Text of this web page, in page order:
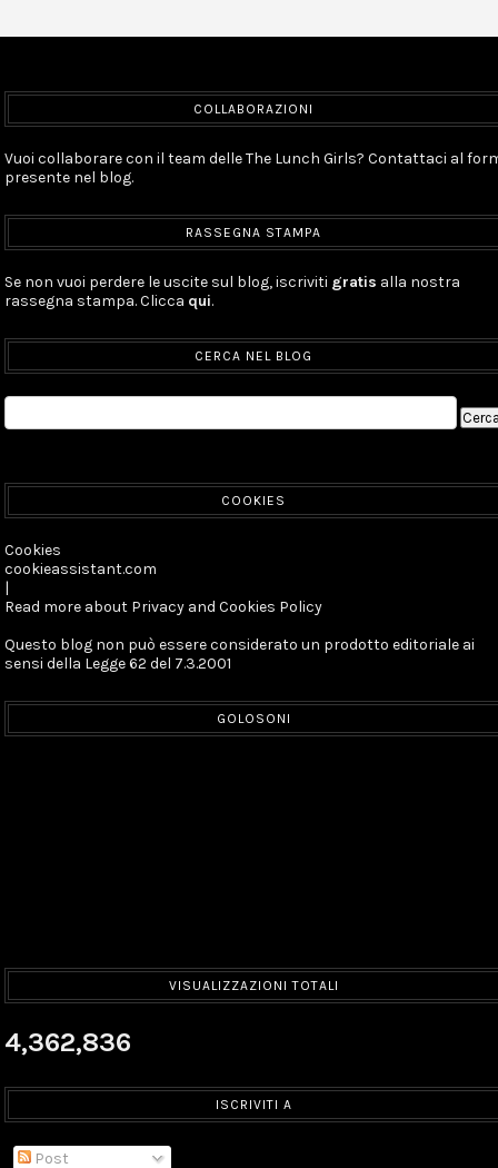
COLLABORAZIONI
Vuoi collaborare con il team delle The Lunch Girls? Contattaci al
presente nel blog.
RASSEGNA STAMPA
Se non vuoi perdere le uscite sul blog, iscriviti gratis alla nostra
rassegna stampa. Clicca qui.
CERCA NEL BLOG
COOKIES
Cookies
cookieassistant.com
|
Read more about Privacy and Cookies Policy
Questo blog non può essere considerato un prodotto editoriale ai
sensi della Legge 62 del 7.3.2001
GOLOSONI
VISUALIZZAZIONI TOTALI
4,362,836
ISCRIVITI A
Post